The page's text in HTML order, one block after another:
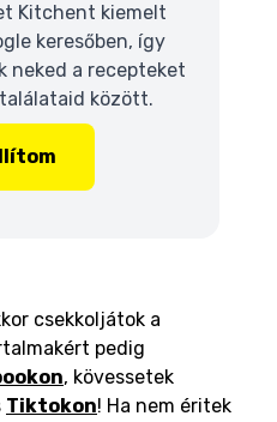
Kitchent kiemelt
keresőben, így
neked a recepteket
között.
csekkoljátok a
pedig
, kövessetek
Tiktokon! Ha nem éritek